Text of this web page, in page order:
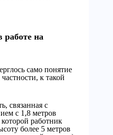
работе на
само понятие
к такой
связанная с
с 1,8 метров
работник
более 5 метров